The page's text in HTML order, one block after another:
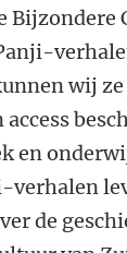
Bijzondere
wij
access
en
verhalen
de